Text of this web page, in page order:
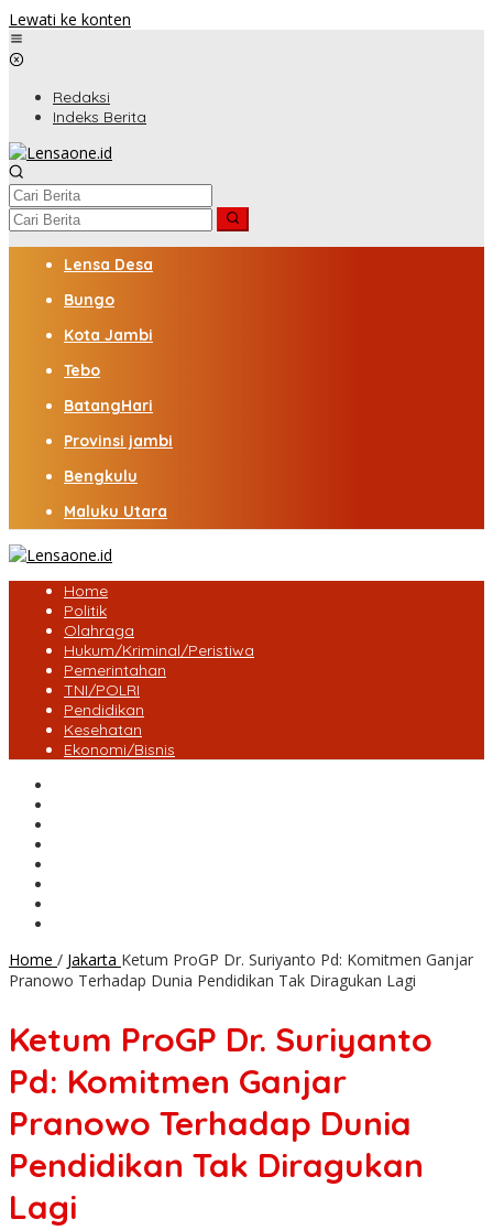
Lewati ke konten
Redaksi
Indeks Berita
Lensa Desa
Bungo
Kota Jambi
Tebo
BatangHari
Provinsi jambi
Bengkulu
Maluku Utara
Home
Politik
Olahraga
Hukum/Kriminal/Peristiwa
Pemerintahan
TNI/POLRI
Pendidikan
Kesehatan
Ekonomi/Bisnis
Home / Jakarta Ketum ProGP Dr. Suriyanto Pd: Komitmen Ganjar
Pranowo Terhadap Dunia Pendidikan Tak Diragukan Lagi
Ketum ProGP Dr. Suriyanto
Pd: Komitmen Ganjar
Pranowo Terhadap Dunia
Pendidikan Tak Diragukan
Lagi